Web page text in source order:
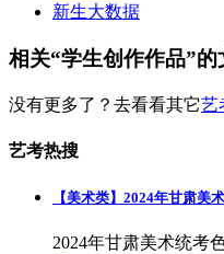
新生大数据
相关“学生创作作品”的
没有更多了？去看看其它艺
艺考热搜
【美术类】2024年甘肃美
2024年甘肃美术统考